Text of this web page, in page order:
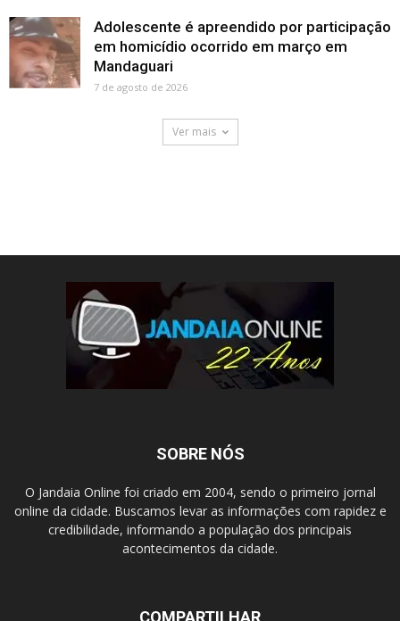
Adolescente é apreendido por participação
em homicídio ocorrido em março em
Mandaguari
7 de agosto de 2026
Ver mais
SOBRE NÓS
O Jandaia Online foi criado em 2004, sendo o primeiro jornal
online da cidade. Buscamos levar as informações com rapidez e
credibilidade, informando a população dos principais
acontecimentos da cidade.
COMPARTILHAR